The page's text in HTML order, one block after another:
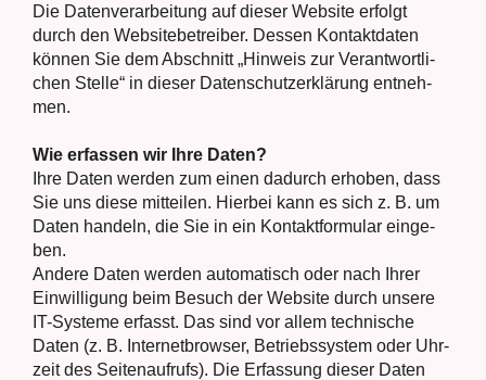
Die Daten­ver­ar­bei­tung auf die­ser Web­site erfolgt
durch den Web­site­be­trei­ber. Des­sen Kon­takt­da­ten
kön­nen Sie dem Abschnitt „Hin­weis zur Ver­ant­wort­li­
chen Stel­le“ in die­ser Daten­schutz­er­klä­rung ent­neh­
men.
Wie erfas­sen wir Ihre Daten?
Ihre Daten wer­den zum einen dadurch erho­ben, dass
Sie uns die­se mit­tei­len. Hier­bei kann es sich z. B. um
Daten han­deln, die Sie in ein Kon­takt­for­mu­lar ein­ge­
ben.
Ande­re Daten wer­den auto­ma­tisch oder nach Ihrer
Ein­wil­li­gung beim Besuch der Web­site durch unse­re
IT-Sys­te­me erfasst. Das sind vor allem tech­ni­sche
Daten (z. B. Inter­net­brow­ser, Betriebs­sys­tem oder Uhr­
zeit des Sei­ten­auf­rufs). Die Erfas­sung die­ser Daten